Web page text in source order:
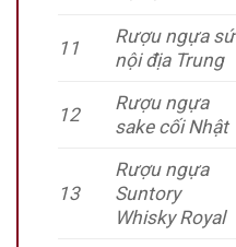
11
Rượu ngựa sứ
nội địa Trung
12
Rượu ngựa
sake cối Nhật
13
Rượu ngựa
Suntory
Whisky Royal